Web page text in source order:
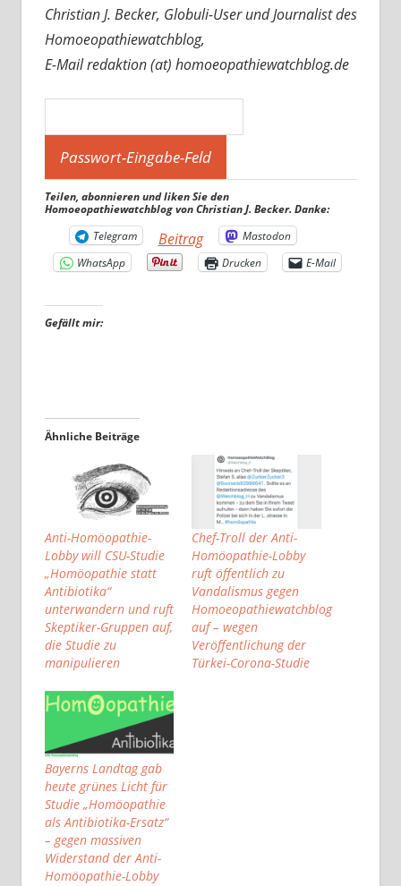
Christian J. Becker, Globuli-User und Journalist des
Homoeopathiewatchblog,
E-Mail redaktion (at) homoeopathiewatchblog.de
Teilen, abonnieren und liken Sie den
Homoeopathiewatchblog von Christian J. Becker. Danke:
Telegram
Beitrag
Mastodon
WhatsApp
Drucken E-Mail
Gefällt mir:
Ähnliche Beiträge
Anti-Homöopathie-
Lobby will CSU-Studie
„Homöopathie statt
Antibiotika“
unterwandern und ruft
Skeptiker-Gruppen auf,
die Studie zu
manipulieren
Chef-Troll der Anti-
Homöopathie-Lobby
ruft öffentlich zu
Vandalismus gegen
Homoeopathiewatchblog
auf – wegen
Veröffentlichung der
Türkei-Corona-Studie
Bayerns Landtag gab
heute grünes Licht für
Studie „Homöopathie
als Antibiotika-Ersatz“
– gegen massiven
Widerstand der Anti-
Homöopathie-Lobby